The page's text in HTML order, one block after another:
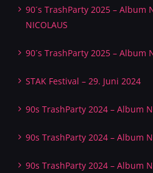
90´s TrashParty 2025 – Album
NICOLAUS
90´s TrashParty 2025 – Album
STAK Festival – 29. Juni 2024
90s TrashParty 2024 – Album
90s TrashParty 2024 – Album
90s TrashParty 2024 – Album